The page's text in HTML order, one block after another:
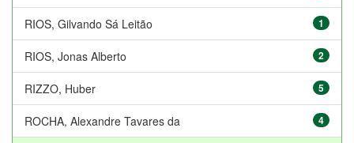
RIOS, Gilvando Sá Leitão 1
RIOS, Jonas Alberto 2
RIZZO, Huber 5
ROCHA, Alexandre Tavares da 4